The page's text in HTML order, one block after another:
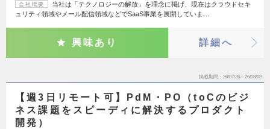
会社概要
当社は「テクノロジーの解放」を理念に掲げ、現在はクラウドセキ
ュリティ領域やメール配信領域などでSaaS事業を展開していま…
興味あり 詳細へ
掲載期間 26/07/26～26/08/08
【週3日リモート可】PdM・PO（toCのビジ
ネス課題をスピーディに解決するプロダクト
開発）